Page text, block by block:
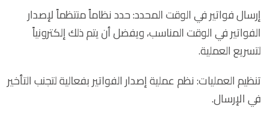
إرسال فواتير في الوقت المحدد: حدد نظاماً منتظماً لإصدار
الفواتير في الوقت المناسب، ويفضل أن يتم ذلك إلكترونياً
لتسريع العملية.
تنظيم العمليات: نظم عملية إصدار الفواتير بفعالية لتجنب التأخير
في الإرسال.